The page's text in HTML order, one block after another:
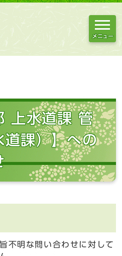
メニュー
上水道課 管
道課）】への
不明な問い合わせに対して